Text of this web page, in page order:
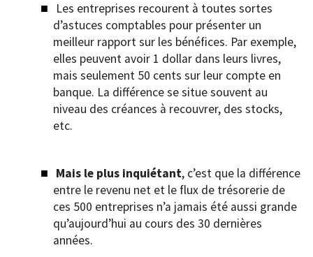
Les entreprises recourent à toutes sortes
d’astuces comptables pour présenter un
meilleur rapport sur les bénéfices. Par exemple,
elles peuvent avoir 1 dollar dans leurs livres,
mais seulement 50 cents sur leur compte en
banque. La différence se situe souvent au
niveau des créances à recouvrer, des stocks,
etc.
Mais le plus inquiétant, c’est que la différence
entre le revenu net et le flux de trésorerie de
ces 500 entreprises n’a jamais été aussi grande
qu’aujourd’hui au cours des 30 dernières
années.